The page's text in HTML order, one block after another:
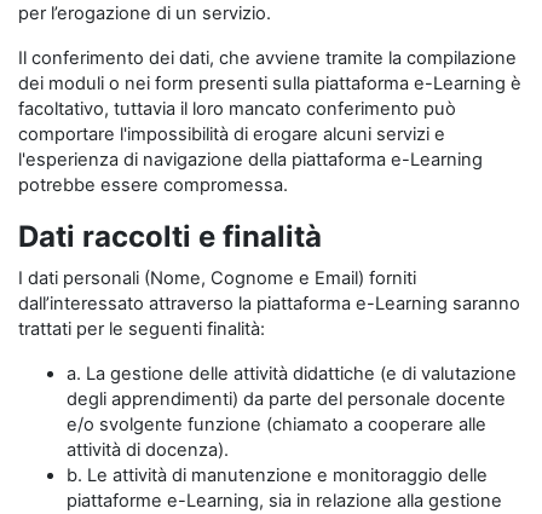
per l’erogazione di un servizio.
Il conferimento dei dati, che avviene tramite la compilazione
dei moduli o nei form presenti sulla piattaforma e-Learning è
facoltativo, tuttavia il loro mancato conferimento può
comportare l'impossibilità di erogare alcuni servizi e
l'esperienza di navigazione della piattaforma e-Learning
potrebbe essere compromessa.
Dati raccolti e finalità
I dati personali (Nome, Cognome e Email) forniti
dall’interessato attraverso la piattaforma e-Learning saranno
trattati per le seguenti finalità:
a. La gestione delle attività didattiche (e di valutazione
degli apprendimenti) da parte del personale docente
e/o svolgente funzione (chiamato a cooperare alle
attività di docenza).
b. Le attività di manutenzione e monitoraggio delle
piattaforme e-Learning, sia in relazione alla gestione